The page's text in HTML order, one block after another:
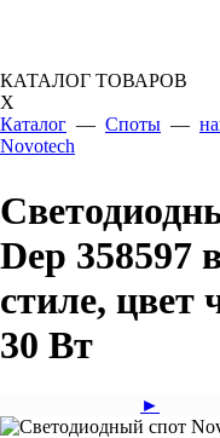
КАТАЛОГ ТОВАРОВ
X
Каталог — Споты —
Novotech
Dep 358597
стиле,
30 Вт
►